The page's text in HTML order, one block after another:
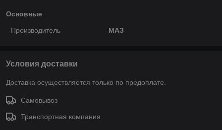
Основные
Производитель МАЗ
Условия доставки
Доставка осуществляется только по предоплате.
Самовывоз
Транспортная компания